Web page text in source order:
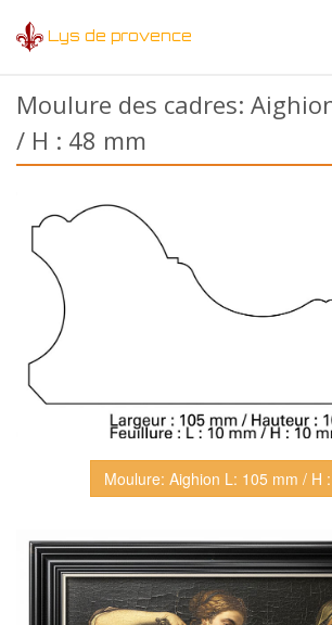
Lys de provence
Moulure des cadres:
/ H : 48 mm
Moulure: Aighion L: 105 mm / H